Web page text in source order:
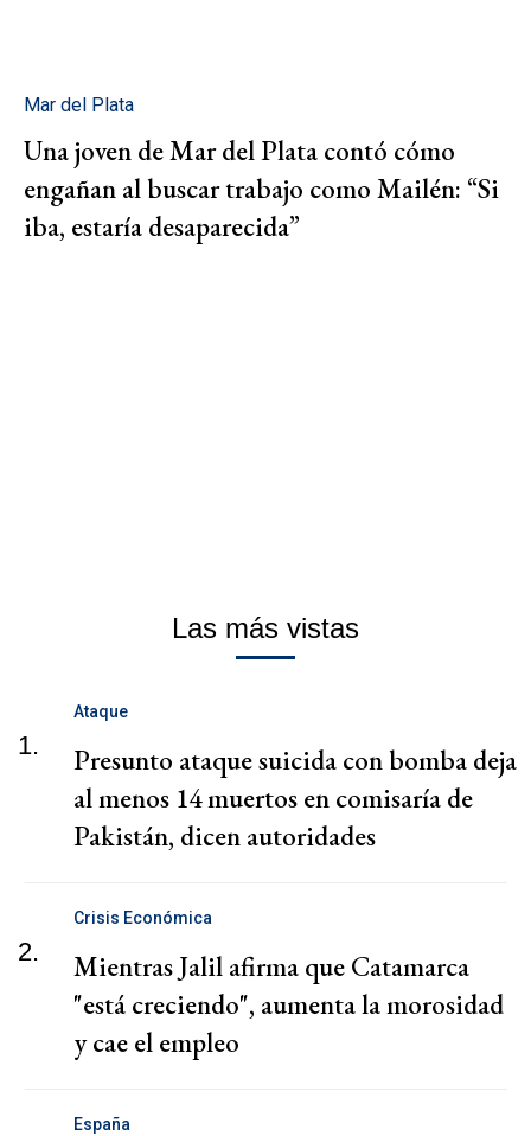
Mar del Plata
Una joven de Mar del Plata contó cómo
engañan al buscar trabajo como Mailén: “Si
iba, estaría desaparecida”
Las más vistas
1.
Ataque
Presunto ataque suicida con bomba deja
al menos 14 muertos en comisaría de
Pakistán, dicen autoridades
2.
Crisis Económica
Mientras Jalil afirma que Catamarca
"está creciendo", aumenta la morosidad
y cae el empleo
España